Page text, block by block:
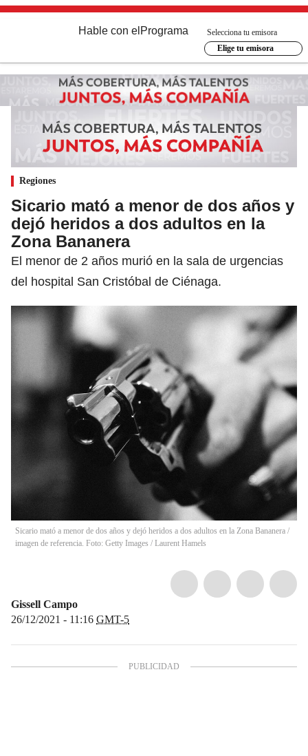
Hable con el Programa
Selecciona tu emisora
Elige tu emisora
Regiones
Sicario mató a menor de dos años y
dejó heridos a dos adultos en la
Zona Bananera
El menor de 2 años murió en la sala de urgencias
del hospital San Cristóbal de Ciénaga.
Sicario mató a menor de dos años y dejó heridos a dos adultos en la Zona Bananera /
imagen de referencia. Foto: Getty Images / Laurent Hamels
Gissell Campo
26/12/2021 - 11:16 GMT-5